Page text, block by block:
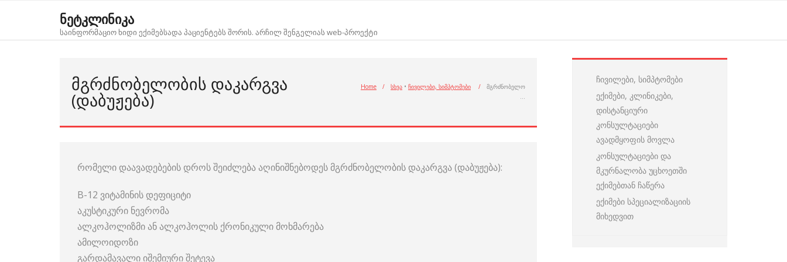
content
ნეტკლინიკა
საინფორმაციო ხიდი ექიმებსადა პაციენტებს შორის. არჩილ შენგელიას web-პროექტი
ᲛᲒᲠᲫᲜᲝᲑᲔᲚᲝᲑᲘᲡ ᲓᲐᲙᲐᲠᲒᲕᲐ
(ᲓᲐᲑᲣᲟᲔᲑᲐ)
Home / სხვა • ჩივილები, სიმპტომები /
მგრძნობელო
…
რომელი დაავადებების დროს შეიძლება აღინიშნებოდეს მგრძნობელობის დაკარგვა (დაბუჟება):
B-12 ვიტამინის დეფიციტი
აკუსტიკური ნევრომა
ალკოჰოლიზმი ან ალკოჰოლის ქრონიკული მოხმარება
ამილოიდოზი
გარდამავალი იშემიური შეტევა
ჩივილები, სიმპტომები
ექიმები, კლინიკები,
დისტანციური
კონსულტაციები
ავადმყოფის მოვლა
კონსულტაციები და
მკურნალობა უცხოეთში
ექიმებთან ჩაწერა
ექიმები სპეციალიზაციის
მიხედვით